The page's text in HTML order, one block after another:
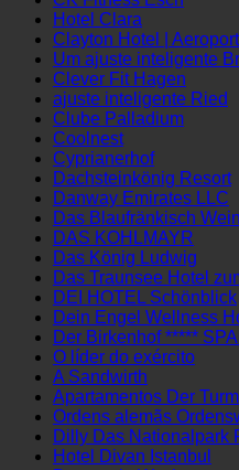
City Hotel Merano
CK Fitness Esch
Hotel Clara
Clayton Hotel |
Um ajuste inteligente
Clever Fit Hagen
ajuste inteligente Ried
Clube Palladium
Coolnest
Cyprianerhof
Dachsteinkönig Resort
Danway Emirates LLC
Das Blaufränkisch
DAS KOHLMAYR
Das König Ludwig
Das Traunsee Hotel
DEI HOTEL Schönblick
Dein Engel Wellness
Der Birkenhof ***** SPA
O líder do exército
A Sandwirth
Apartamentos Der Turm
Ordens alemãs
Dilly Das Nationalpark